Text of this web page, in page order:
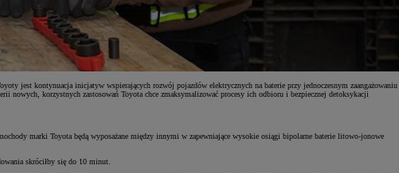
jest kontynuacja inicjatyw wspierających rozwój pojazdów elektrycznych na baterie przy jednoczesnym zaangażowaniu
nowych, korzystnych zastosowań Toyota chce zmaksymalizować procesy ich odbioru i bezpiecznej detoksykacji
marki Toyota będą wyposażane między innymi w zapewniające wysokie osiągi bipolarne baterie litowo-jonowe
skróciłby się do 10 minut.